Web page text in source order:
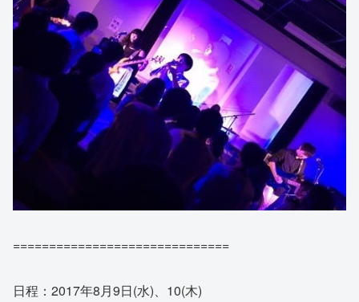
==============================
日程：2017年8月9日(水)、10(木)